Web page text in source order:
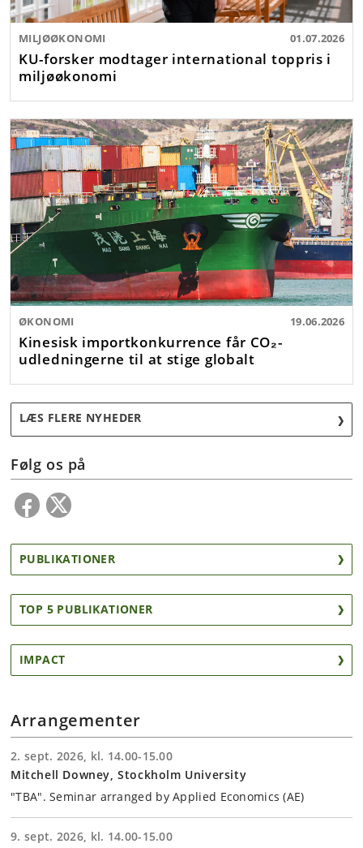
MILJØØKONOMI 01.07.2026
KU-forsker modtager international toppris i
miljøøkonomi
ØKONOMI 19.06.2026
Kinesisk importkonkurrence får CO₂-
udledningerne til at stige globalt
LÆS FLERE NYHEDER
Følg os på
PUBLIKATIONER
TOP 5 PUBLIKATIONER
IMPACT
Arrangementer
2. sept. 2026, kl. 14.00-15.00
Mitchell Downey, Stockholm University
"TBA". Seminar arranged by Applied Economics (AE)
9. sept. 2026, kl. 14.00-15.00